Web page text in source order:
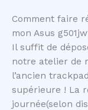
Comment faire
mon Asus
Il suffit de
notre atelier de
l’ancien
supérieure ! La
journée(selon